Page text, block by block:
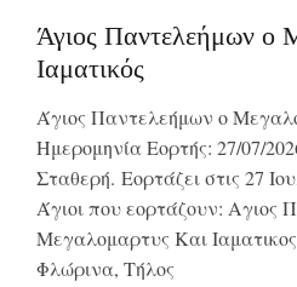
Άγιος Παντελεήμων ο
Ιαματικός
Άγιος Παντελεήμων ο
Ημερομηνία Εορτής: 27/07/
Σταθερή. Εορτάζει στις 27
Άγιοι που εορτάζουν: Αγιος
Μεγαλομαρτυς Και
Φλώρινα, Τήλος